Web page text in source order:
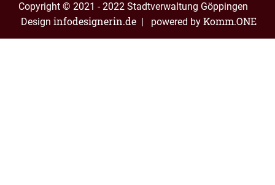
Copyright © 2021 - 2022 Stadtverwaltung Göppingen
Design infodesignerin.de | powered by Komm.ONE